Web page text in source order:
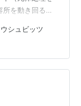
を動き回るた
メラで主人公
メンタリー映
ンドの囚人であ
半の出来事を描
うめき声、ガ
シュビッツ